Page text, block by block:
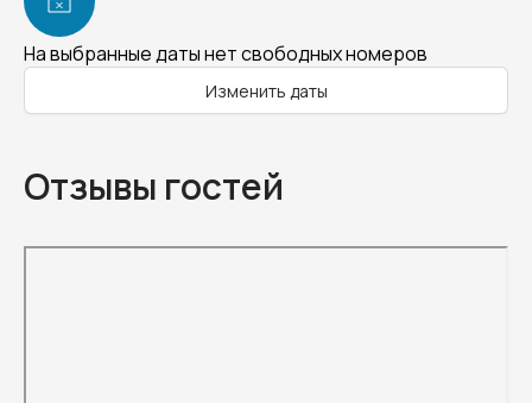
На выбранные даты нет свободных номеров
Изменить даты
Отзывы гостей